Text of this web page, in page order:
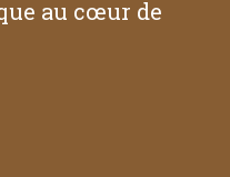
au cœur de